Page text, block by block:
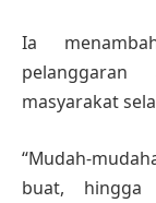
Ia
masyarakat
“Mudah-
buat, hingga